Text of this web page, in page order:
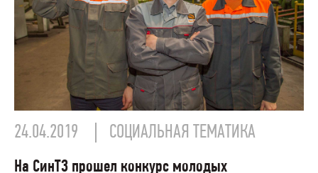
24.04.2019 СОЦИАЛЬНАЯ ТЕМАТИКА
На СинТЗ прошел конкурс молодых